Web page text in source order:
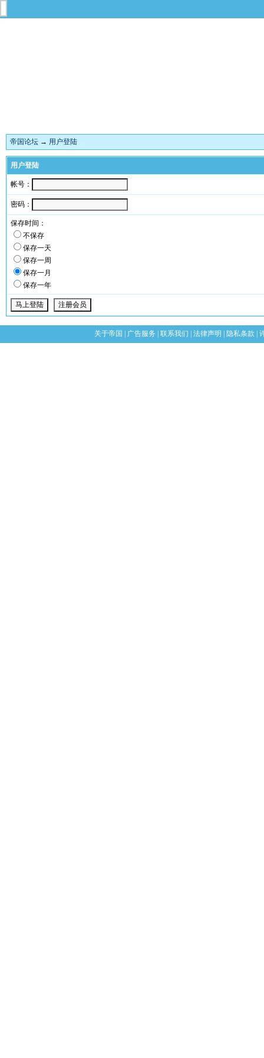
帝国论坛 → 用户登陆
用户登陆
帐号：
密码：
保存时间：
不保存
保存一天
保存一周
保存一月
保存一年
关于帝国 广告服务 联系我们 法律声明 隐私条款